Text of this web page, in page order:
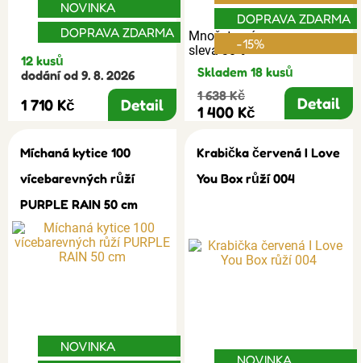
NOVINKA
DOPRAVA ZDARMA
12 kusů
dodání od 9. 8. 2026
1 710 Kč Detail
Množstevní
sleva 30%
DOPRAVA ZDARMA
-15%
Skladem 18 kusů
1 638 Kč
1 400 Kč Detail
Míchaná kytice 100
vícebarevných růží
PURPLE RAIN 50 cm
NOVINKA
Krabička červená I Love
You Box růží 004
NOVINKA